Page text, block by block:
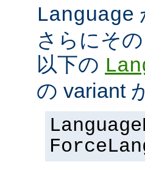
Language
さらにそ
以下の
の variant